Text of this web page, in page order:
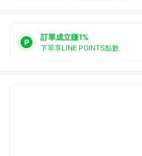
訂單成立賺1%
下單享LINE POINTS點數